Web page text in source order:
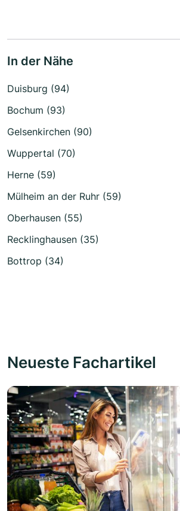
In der Nähe
Duisburg (94)
Bochum (93)
Gelsenkirchen (90)
Wuppertal (70)
Herne (59)
Mülheim an der Ruhr (59)
Oberhausen (55)
Recklinghausen (35)
Bottrop (34)
Neueste Fachartikel